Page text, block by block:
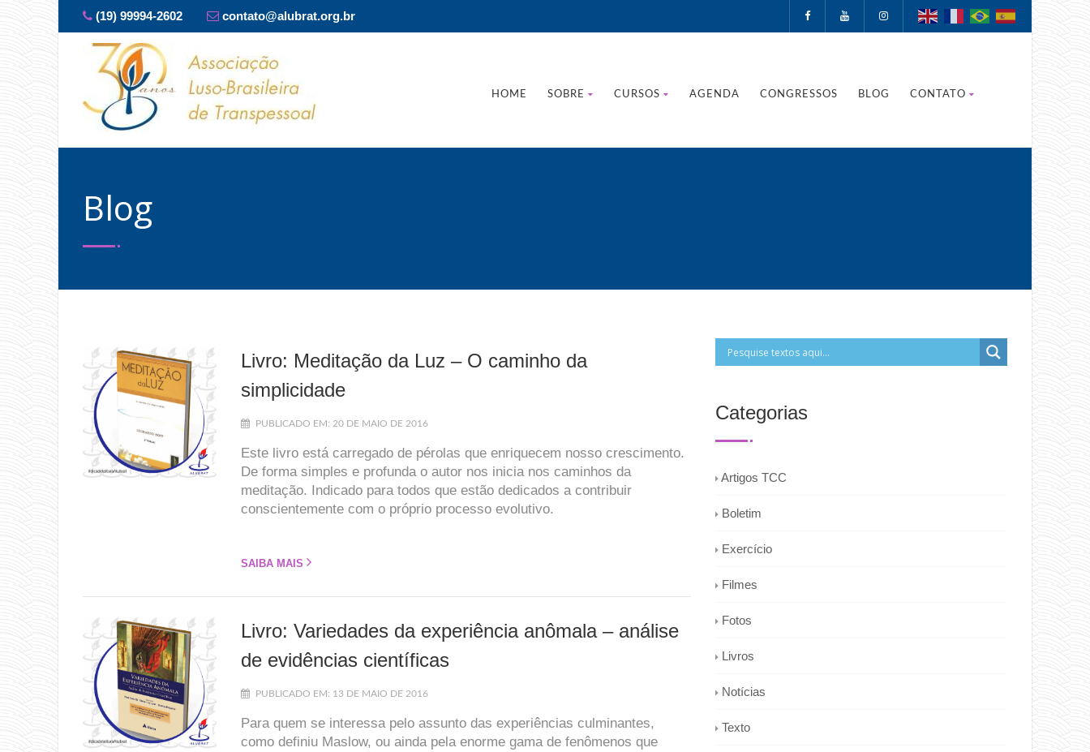
(19) 99994-2602 contato@alubrat.org.br
HOME SOBRE CURSOS AGENDA CONGRESSOS BLOG CONTATO
Blog
Livro: Meditação da Luz – O caminho da
simplicidade
PUBLICADO EM: 20 DE MAIO DE 2016
Este livro está carregado de pérolas que enriquecem nosso crescimento.
De forma simples e profunda o autor nos inicia nos caminhos da
meditação. Indicado para todos que estão dedicados a contribuir
conscientemente com o próprio processo evolutivo.
SAIBA MAIS
Livro: Variedades da experiência anômala – análise
de evidências científicas
PUBLICADO EM: 13 DE MAIO DE 2016
Para quem se interessa pelo assunto das experiências culminantes,
como definiu Maslow, ou ainda pela enorme gama de fenômenos que
Categorias
Artigos TCC
Boletim
Exercício
Filmes
Fotos
Livros
Notícias
Texto